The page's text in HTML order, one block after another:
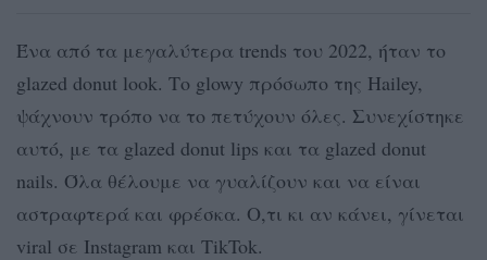
Ένα από τα μεγαλύτερα trends του 2022, ήταν το
glazed donut look. Το glowy πρόσωπο της Hailey,
ψάχνουν τρόπο να το πετύχουν όλες. Συνεχίστηκε
αυτό, με τα glazed donut lips και τα glazed donut
nails. Όλα θέλουμε να γυαλίζουν και να είναι
αστραφτερά και φρέσκα. Ο,τι κι αν κάνει, γίνεται
viral σε Instagram και TikTok.